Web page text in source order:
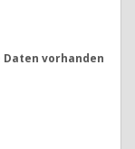
vorhanden